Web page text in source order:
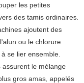
les petites
des tamis ordinaires.
ajoutent des
ou le chlorure
se lier ensemble.
le mélange
gros amas, appelés